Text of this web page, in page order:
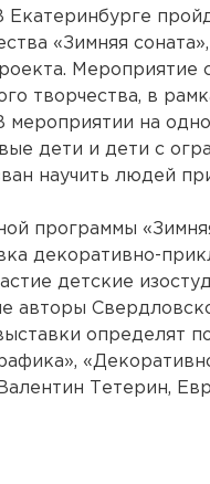
Екатеринбурге
«Зимняя
Мероприятие
творчества, в
мероприятии на
дети и дети с
научить людей
программы
декоративно-
детские
авторы
определят
Тетерин,